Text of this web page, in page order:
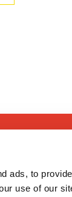
ads, to
use of our